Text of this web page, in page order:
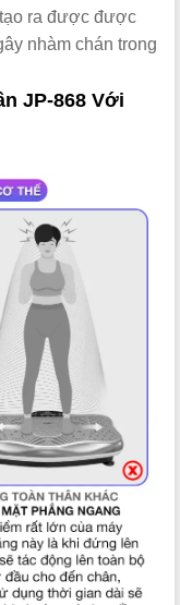
ra được được
nhàm chán trong
JP-868 Với